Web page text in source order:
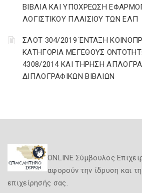
ΒΙΒΛΙΑ ΚΑΙ ΥΠΟΧΡΕΩΣΗ
ΛΟΓΙΣΤΙΚΟΥ ΠΛΑΙΣΙΟΥ ΤΩΝ ΕΛΠ
ΣΛΟΤ 304/2019 ΈΝΤΑΞΗ
ΚΑΤΗΓΟΡΙΑ ΜΕΓΕΘΟΥΣ
4308/2014 ΚΑΙ ΤΗΡΗΣΗ
ΔΙΠΛΟΓΡΑΦΙΚΩΝ ΒΙΒΛΙΩΝ
ONLINE Σύμβουλος
αφορούν την ίδρυση και
επιχείρησής σας.